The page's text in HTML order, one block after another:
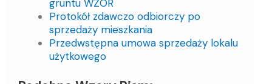
gruntu WZÓR
Protokół zdawczo odbiorczy po
sprzedaży mieszkania
Przedwstępna umowa sprzedaży lokalu
użytkowego